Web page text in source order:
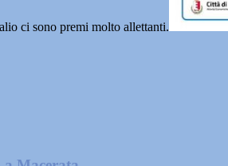
ci sono premi molto allettanti.